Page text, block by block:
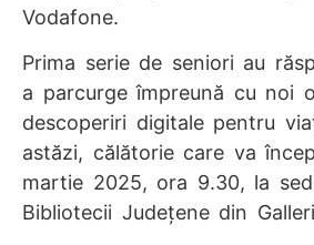
Vodafone.
Prima serie de seniori au
a parcurge împreună cu noi
descoperiri digitale pentru
astăzi, călătorie care va
martie 2025, ora 9.30, la
Bibliotecii Judeţene din